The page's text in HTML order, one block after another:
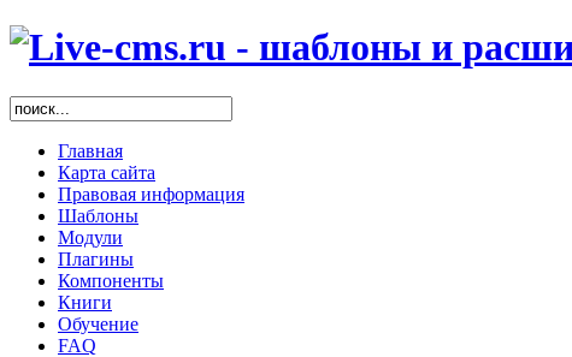
Главная
Карта сайта
Правовая информация
Шаблоны
Модули
Плагины
Компоненты
Книги
Обучение
FAQ